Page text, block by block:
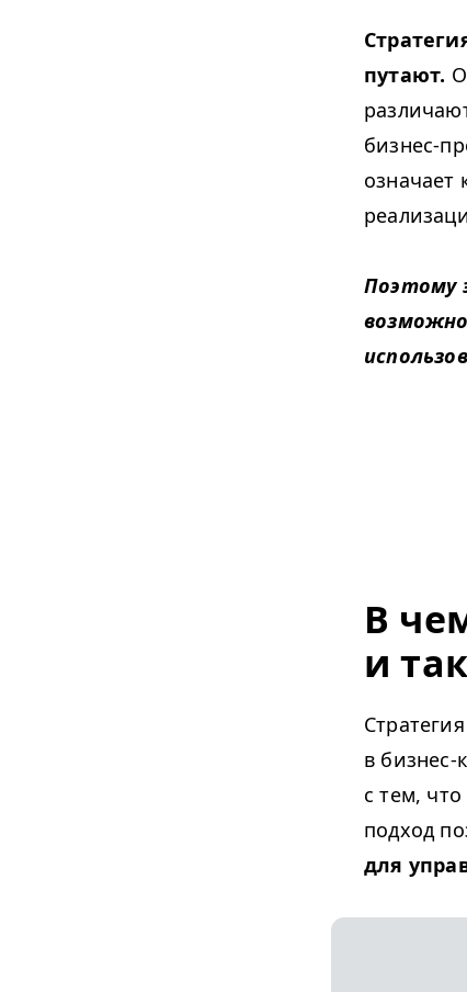
путают.
бизнес-
означает
Поэтому
В
и
в бизнес-
с тем,
подход
для